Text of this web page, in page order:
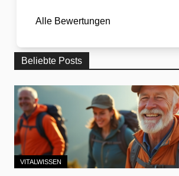
Alle Bewertungen
Beliebte Posts
VITALWISSEN